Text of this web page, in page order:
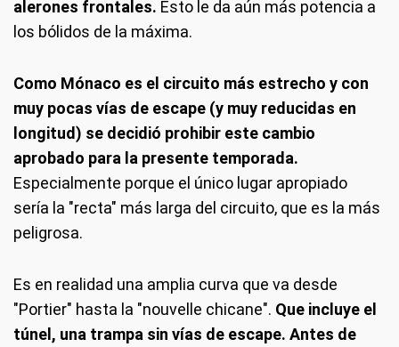
alerones frontales. Esto le da aún más potencia a
los bólidos de la máxima.
Como Mónaco es el circuito más estrecho y con
muy pocas vías de escape (y muy reducidas en
longitud) se decidió prohibir este cambio
aprobado para la presente temporada.
Especialmente porque el único lugar apropiado
sería la "recta" más larga del circuito, que es la más
peligrosa.
Es en realidad una amplia curva que va desde
"Portier" hasta la "nouvelle chicane". Que incluye el
túnel, una trampa sin vías de escape. Antes de